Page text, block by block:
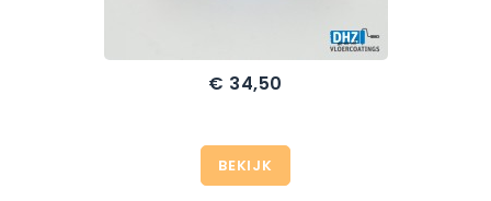
Prijs
€ 34,50
BEKIJK